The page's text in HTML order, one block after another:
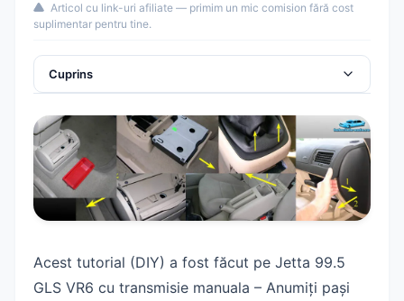
Articol cu link-uri afiliate — primim un mic comision fără cost
suplimentar pentru tine.
Cuprins
Demontare scrumieră spate și suport pahare
Demontare cotieră centrală
Demontare consolă frână de mână
Demontare consolă centrală inferioară
Acest tutorial (DIY) a fost făcut pe Jetta 99.5
GLS VR6 cu transmisie manuala – Anumiți pași